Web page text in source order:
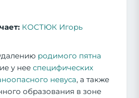
КОСТЮК Игорь
родимого пятна
у нее специфических
невуса, а также
образования в зоне